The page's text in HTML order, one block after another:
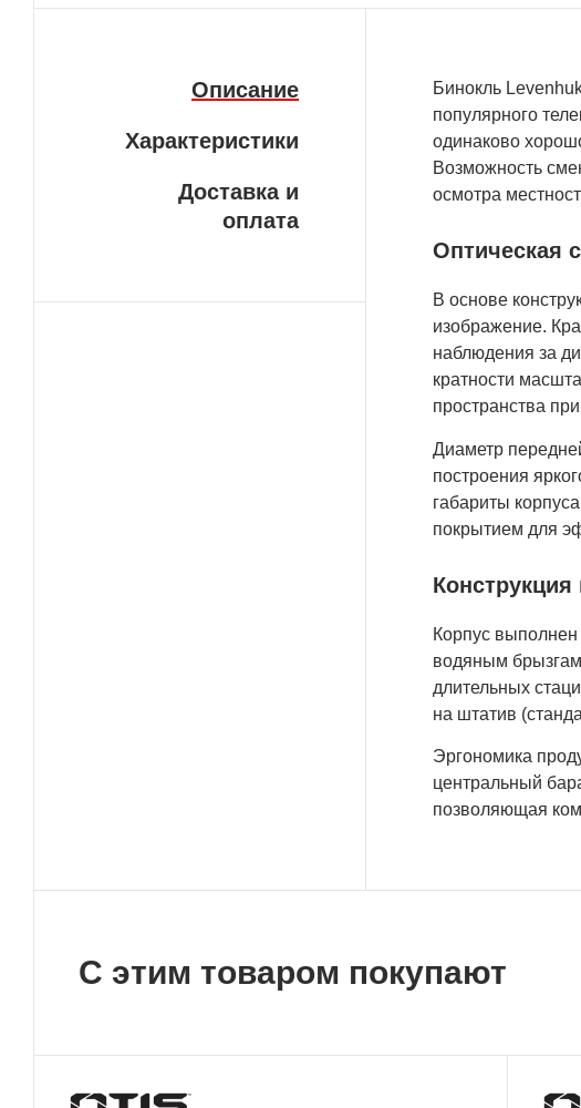
Описание
Характеристики
Доставка и
оплата
Бинокль
популярного
одинаково
Возможность
осмотра
Оптическая
В основе
изображение.
наблюдения за
кратности
пространства
Диаметр
построения
габариты
покрытием для
Конструкция
Корпус выполнен
водяным
длительных
на штатив
Эргономика
центральный
позволяющая
С этим товаром покупают